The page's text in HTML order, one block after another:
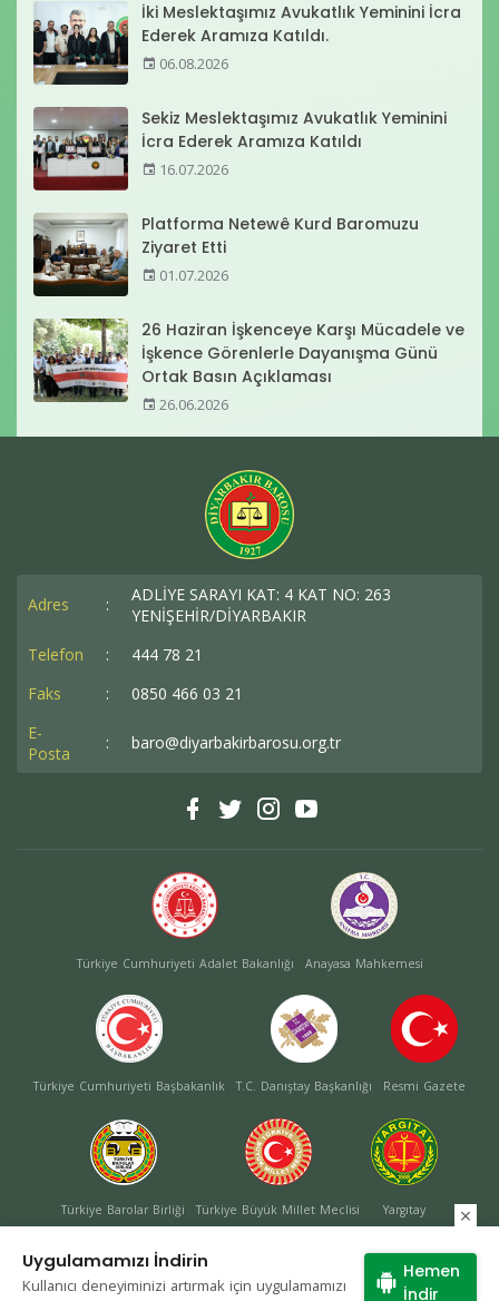
Uygulamamızı İndirin
Kullanıcı deneyiminizi artırmak için uygulamamızı
Hemen
İndir
İki Meslektaşımız Avukatlık Yeminini İcra
Ederek Aramıza Katıldı.
06.08.2026
Sekiz Meslektaşımız Avukatlık Yeminini
İcra Ederek Aramıza Katıldı
16.07.2026
Platforma Netewê Kurd Baromuzu
Ziyaret Etti
01.07.2026
26 Haziran İşkenceye Karşı Mücadele ve
İşkence Görenlerle Dayanışma Günü
Ortak Basın Açıklaması
26.06.2026
Adres :
ADLİYE SARAYI KAT: 4 KAT NO: 263
YENİŞEHİR/DİYARBAKIR
Telefon
:
444 78 21
Faks
:
0850 466 03 21
E-
Posta
: baro@diyarbakirbarosu.org.tr
Türkiye Cumhuriyeti Adalet Bakanlığı Anayasa Mahkemesi
Türkiye Cumhuriyeti Başbakanlık T.C. Danıştay Başkanlığı Resmi Gazete
Türkiye Barolar Birliği Türkiye Büyük Millet Meclisi Yargıtay
Site Haritası